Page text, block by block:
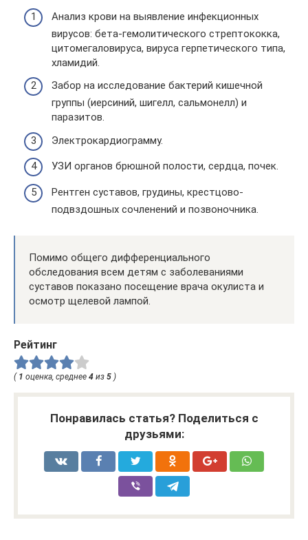
Анализ крови на выявление инфекционных
вирусов: бета-гемолитического стрептококка,
цитомегаловируса, вируса герпетического типа,
хламидий.
Забор на исследование бактерий кишечной
группы (иерсиний, шигелл, сальмонелл) и
паразитов.
Электрокардиограмму.
УЗИ органов брюшной полости, сердца, почек.
Рентген суставов, грудины, крестцово-
подвздошных сочленений и позвоночника.
Помимо общего дифференциального
обследования всем детям с заболеваниями
суставов показано посещение врача окулиста и
осмотр щелевой лампой.
Рейтинг
( 1 оценка, среднее 4 из 5 )
Понравилась статья? Поделиться с
друзьями: